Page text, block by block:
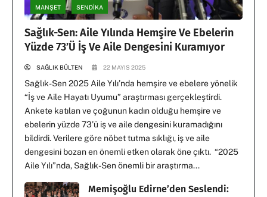
MANŞET SENDİKA
Sağlık-Sen: Aile Yılında Hemşire Ve Ebelerin
Yüzde 73’ü İş Ve Aile Dengesini Kuramıyor
SAĞLIK BÜLTEN 22 MAYIS 2025
Sağlık-Sen 2025 Aile Yılı’nda hemşire ve ebelere yönelik
“İş ve Aile Hayatı Uyumu” araştırması gerçekleştirdi.
Ankete katılan ve çoğunun kadın olduğu hemşire ve
ebelerin yüzde 73’ü iş ve aile dengesini kuramadığını
bildirdi. Verilere göre nöbet tutma sıklığı, iş ve aile
dengesini bozan en önemli etken olarak öne çıktı. “2025
Aile Yılı”nda, Sağlık-Sen önemli bir araştırma...
Memişoğlu Edirne’den Seslendi: